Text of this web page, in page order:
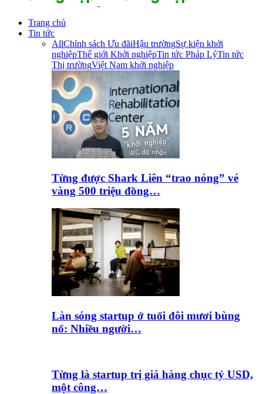
Trang chủ
Tin tức
AllChính sách Ưu đãiHậu trườngSự kiện khởi
nghiệpThế giới Khởi nghiệpTin tức Pháp LýTin tức
Thị trườngViệt Nam khởi nghiệp
Từng được Shark Liên “trao nóng” vé
vàng 500 triệu đồng…
Làn sóng startup ở tuổi đôi mươi bùng
nổ: Nhiều người…
Từng là startup trị giá hàng chục tỷ USD,
một công…